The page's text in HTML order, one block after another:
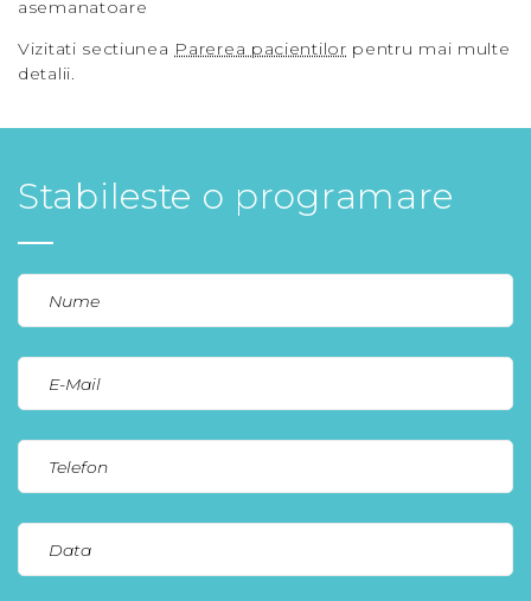
asemanatoare
Vizitati sectiunea Parerea pacientilor pentru mai multe
detalii.
Stabileste o programare